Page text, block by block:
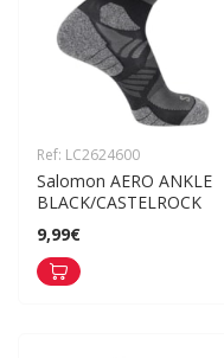
Ref: LC2624600
Salomon AERO ANKLE
BLACK/CASTELROCK
9,99€